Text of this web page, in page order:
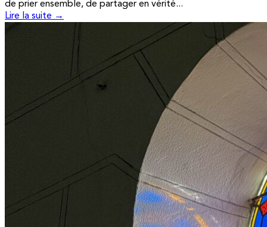
de prier ensemble, de partager en vérité...
Lire la suite →